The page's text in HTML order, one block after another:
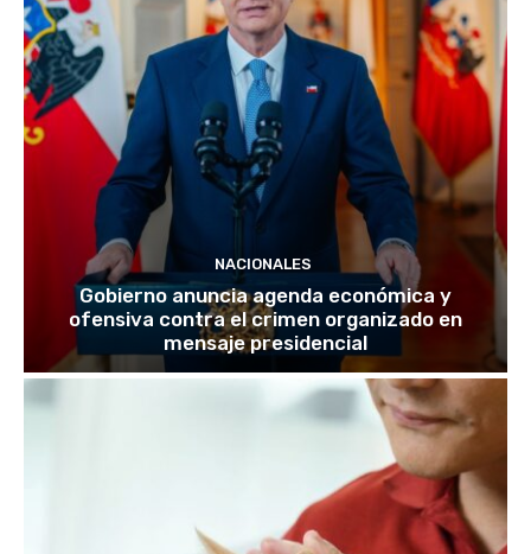
NACIONALES
Gobierno anuncia agenda económica y
ofensiva contra el crimen organizado en
mensaje presidencial